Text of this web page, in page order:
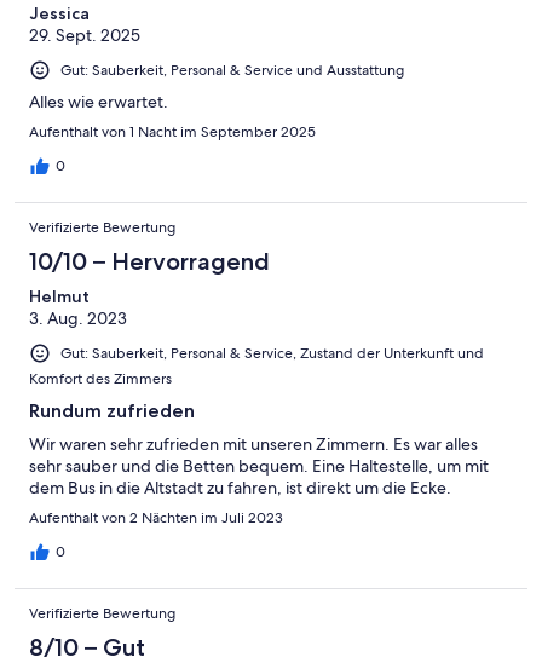
Jessica
29. Sept. 2025
Gut: Sauberkeit, Personal & Service und Ausstattung
Alles wie erwartet.
Aufenthalt von 1 Nacht im September 2025
0
Verifizierte Bewertung
10/10 – Hervorragend
Helmut
3. Aug. 2023
Gut: Sauberkeit, Personal & Service, Zustand der Unterkunft und
Komfort des Zimmers
Rundum zufrieden
Wir waren sehr zufrieden mit unseren Zimmern. Es war alles
sehr sauber und die Betten bequem. Eine Haltestelle, um mit
dem Bus in die Altstadt zu fahren, ist direkt um die Ecke.
Aufenthalt von 2 Nächten im Juli 2023
0
Verifizierte Bewertung
8/10 – Gut